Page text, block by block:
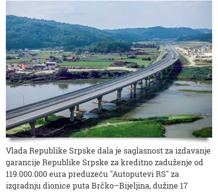
Vlada Republike Srpske dala je saglasnost za izdavanje
garancije Republike Srpske za kreditno zaduženje od
119.000.000 eura preduzeću "Autoputevi RS" za
izgradnju dionice puta Brčko–Bijeljina, dužine 17